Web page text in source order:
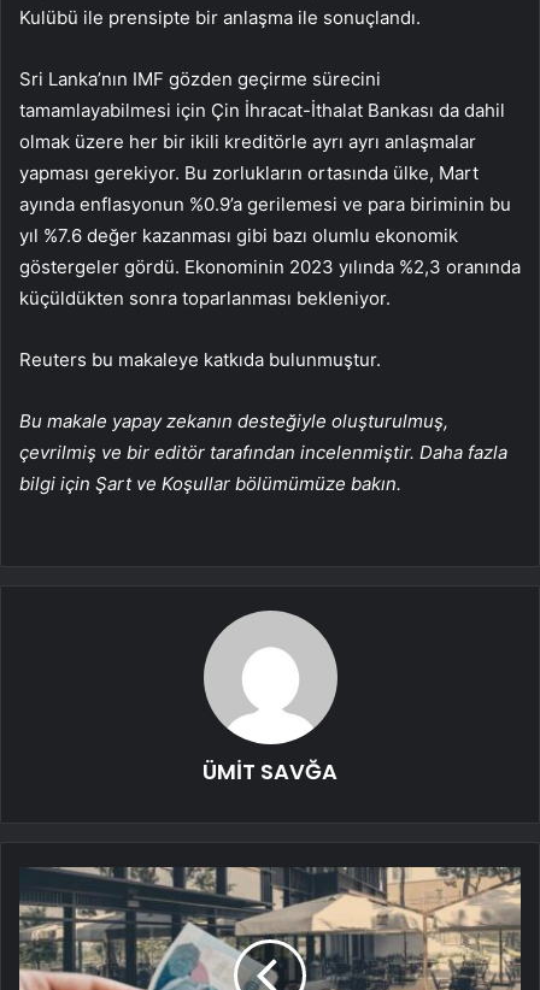
Kulübü ile prensipte bir anlaşma ile sonuçlandı.
Sri Lanka’nın IMF gözden geçirme sürecini
tamamlayabilmesi için Çin İhracat-İthalat Bankası da dahil
olmak üzere her bir ikili kreditörle ayrı ayrı anlaşmalar
yapması gerekiyor. Bu zorlukların ortasında ülke, Mart
ayında enflasyonun %0.9’a gerilemesi ve para biriminin bu
yıl %7.6 değer kazanması gibi bazı olumlu ekonomik
göstergeler gördü. Ekonominin 2023 yılında %2,3 oranında
küçüldükten sonra toparlanması bekleniyor.
Reuters bu makaleye katkıda bulunmuştur.
Bu makale yapay zekanın desteğiyle oluşturulmuş,
çevrilmiş ve bir editör tarafından incelenmiştir. Daha fazla
bilgi için Şart ve Koşullar bölümümüze bakın.
ÜMİT SAVĞA